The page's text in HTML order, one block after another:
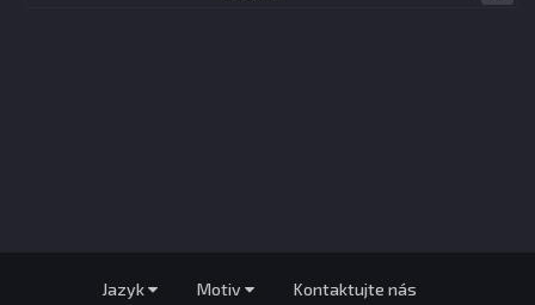
Jazyk Motiv Kontaktujte nás